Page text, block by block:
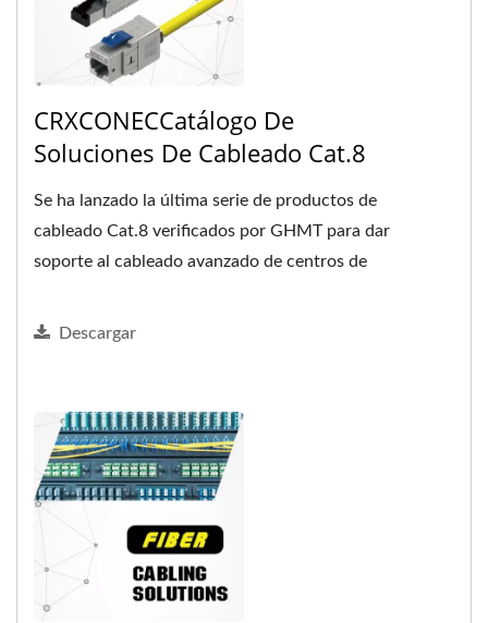
CRXCONECCatálogo De
Soluciones De Cableado Cat.8
Se ha lanzado la última serie de productos de
cableado Cat.8 verificados por GHMT para dar
soporte al cableado avanzado de centros de
Descargar